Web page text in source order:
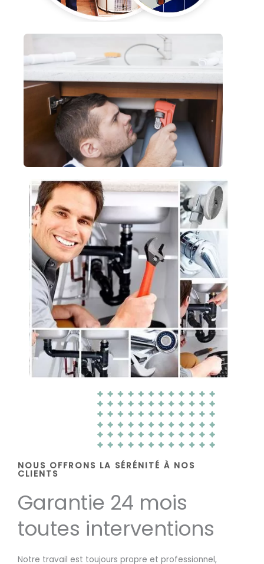
NOUS OFFRONS LA SÉRÉNITÉ À NOS
CLIENTS
Garantie 24 mois
toutes interventions
Notre travail est toujours propre et professionnel,